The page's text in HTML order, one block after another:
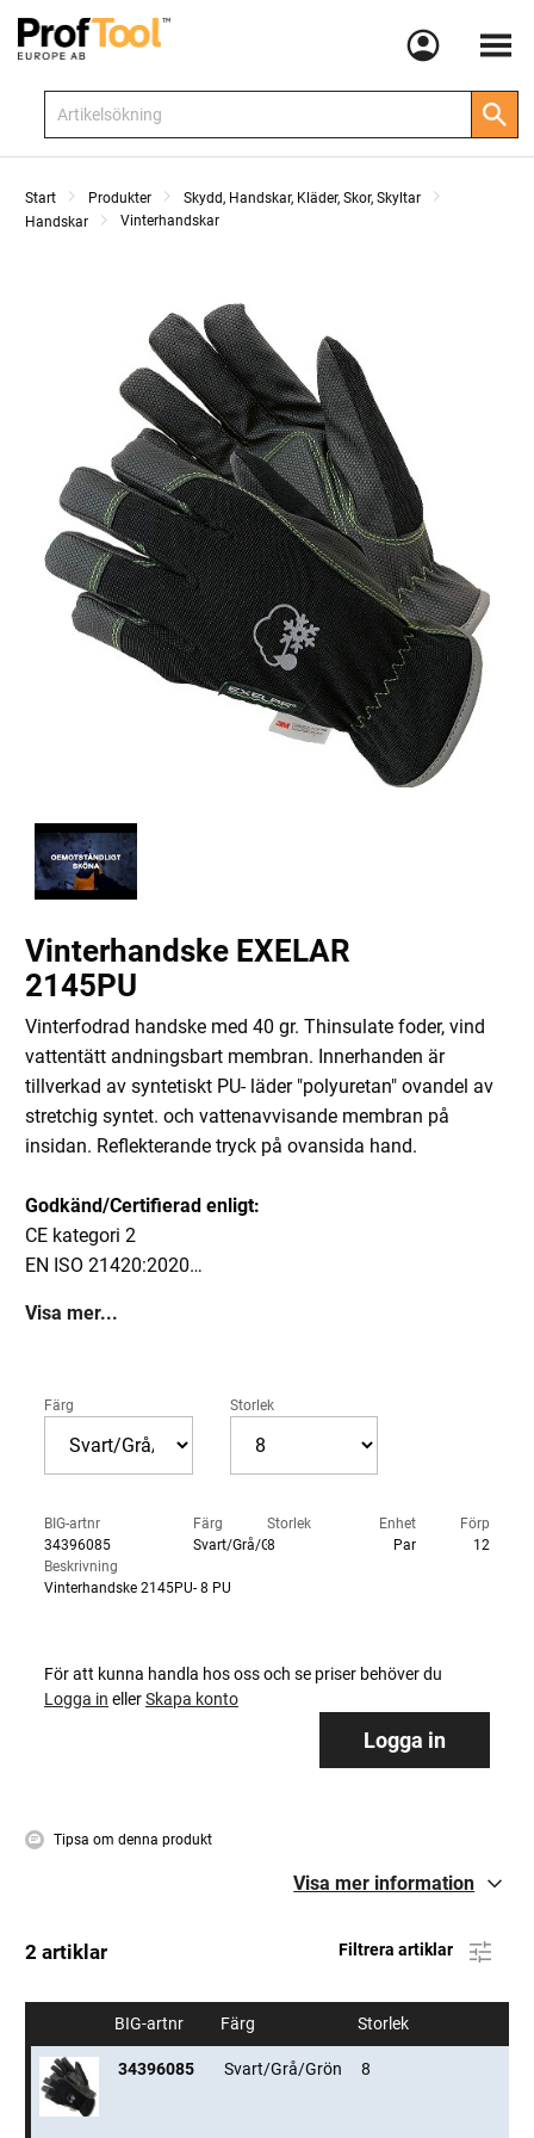
Meny
Start Produkter
Skydd, Handskar, Kläder, Skor, Skyltar
Handskar
Vinterhandskar
Vinterhandske EXELAR
2145PU
Vinterfodrad handske med 40 gr. Thinsulate foder, vind
vattentätt andningsbart membran. Innerhanden är
tillverkad av syntetiskt PU- läder "polyuretan" ovandel av
stretchig syntet. och vattenavvisande membran på
insidan. Reflekterande tryck på ovansida hand.
Godkänd/Certifierad enligt:
CE kategori 2
EN ISO 21420:2020
EN 511:2006 131
Visa mer...
Färg Storlek
BIG-artnr
34396085
Färg
Svart/Grå/Grön
Storlek
8
Enhet
Par
Förp
12
Beskrivning
Vinterhandske 2145PU- 8 PU
För att kunna handla hos oss och se priser behöver du
Logga in ellerSkapa konto
Logga in
Tipsa om denna produkt
Visa mer information
2 artiklar Filtrera artiklar
BIG-artnr Färg Storlek
34396085 Svart/Grå/Grön 8